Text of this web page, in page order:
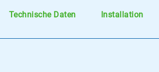
Technische Daten Installation